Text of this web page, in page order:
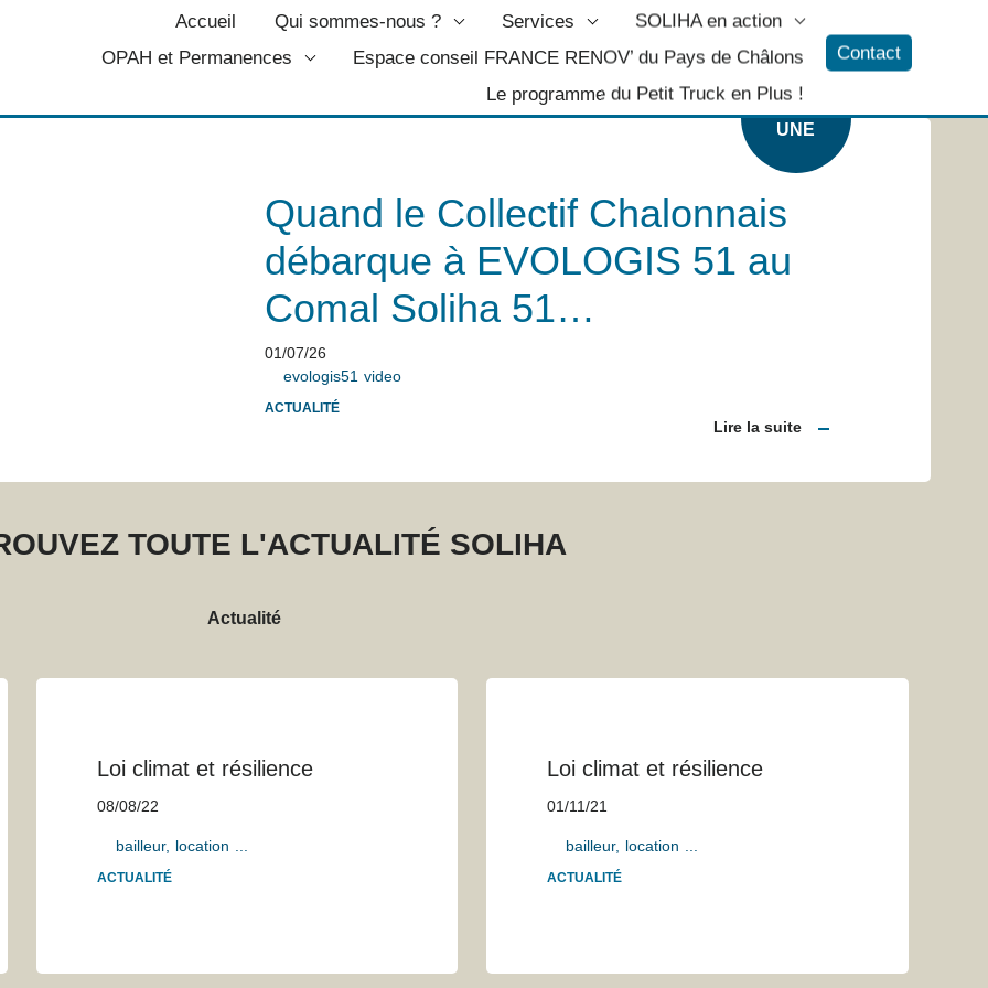
Accueil Qui sommes-nous ? Services
SOLIHA en action
OPAH et Permanences
Espace conseil FRANCE RENOV’ du Pays de Châlons
Le programme du Petit Truck en Plus !
Contact
A LÀ
UNE
Quand le Collectif Chalonnais
débarque à EVOLOGIS 51 au
Comal Soliha 51…
01/07/26
evologis51 video
ACTUALITÉ
Lire la suite
TOUTE L'ACTUALITÉ SOLIHA
Actualité
Loi climat et résilience
08/08/22
bailleur location
ACTUALITÉ
Loi climat et résilience
01/11/21
bailleur location
ACTUALITÉ